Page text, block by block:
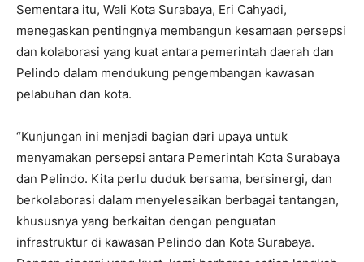
Sementara itu, Wali Kota Surabaya, Eri Cahyadi,
menegaskan pentingnya membangun kesamaan persepsi
dan kolaborasi yang kuat antara pemerintah daerah dan
Pelindo dalam mendukung pengembangan kawasan
pelabuhan dan kota.
“Kunjungan ini menjadi bagian dari upaya untuk
menyamakan persepsi antara Pemerintah Kota Surabaya
dan Pelindo. Kita perlu duduk bersama, bersinergi, dan
berkolaborasi dalam menyelesaikan berbagai tantangan,
khususnya yang berkaitan dengan penguatan
infrastruktur di kawasan Pelindo dan Kota Surabaya.